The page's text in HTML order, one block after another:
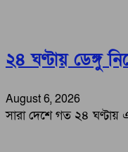
২৪ ঘণ্টায় ডেঙ্গু
August 6, 2026
সারা দেশে গত ২৪ ঘণ্টায়